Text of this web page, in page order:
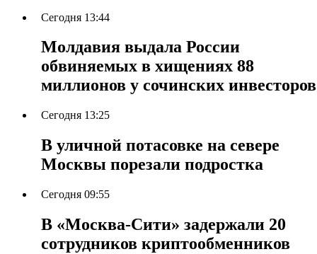
Сегодня 13:44
Молдавия выдала России
обвиняемых в хищениях 88
миллионов у сочинских инвесторов
Сегодня 13:25
В уличной потасовке на севере
Москвы порезали подростка
Сегодня 09:55
В «Москва-Сити» задержали 20
сотрудников криптообменников